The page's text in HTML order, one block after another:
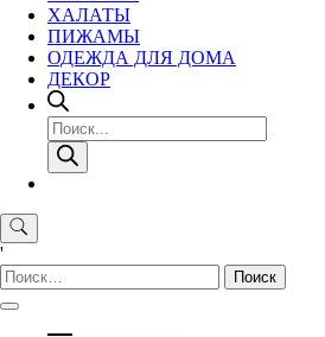
ХАЛАТЫ
ПИЖАМЫ
ОДЕЖДА ДЛЯ ДОМА
ДЕКОР
Поиск
товаров
'
Найти: